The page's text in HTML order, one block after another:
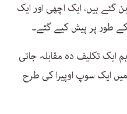
گئے ہیں، ایک اچھی اور ایک
طور پر پیش کیے گئے۔
ایک تکلیف دہ مقابلہ جاتی
ایک سوپ اوپیرا کی طرح